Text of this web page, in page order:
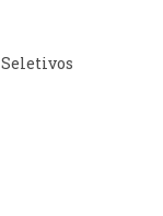
Seletivos